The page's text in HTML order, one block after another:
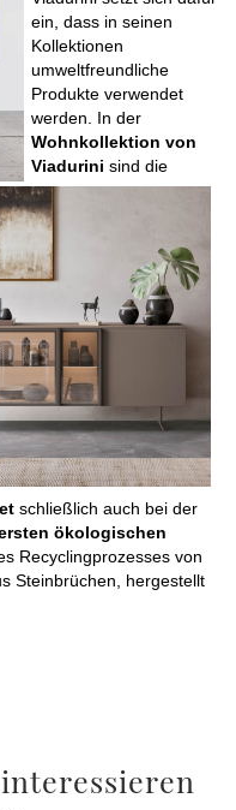
ein, dass in seinen
Kollektionen
umweltfreundliche
Produkte verwendet
Wohnkollektion von
Viadurini
schließlich auch bei der
ökologischen
Recyclingprozesses von
Steinbrüchen, hergestellt